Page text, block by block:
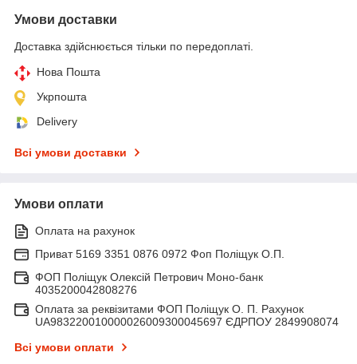
Умови доставки
Доставка здійснюється тільки по передоплаті.
Нова Пошта
Укрпошта
Delivery
Всі умови доставки
Умови оплати
Оплата на рахунок
Приват 5169 3351 0876 0972 Фоп Поліщук О.П.
ФОП Поліщук Олексій Петрович Моно-банк
4035200042808276
Оплата за реквізитами ФОП Поліщук О. П. Рахунок
UA983220010000026009300045697 ЄДРПОУ 2849908074
Всі умови оплати